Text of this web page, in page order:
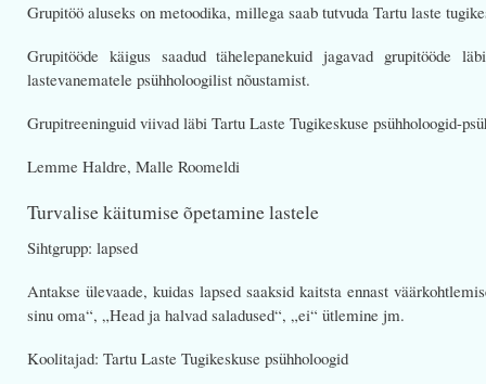
Grupitöö aluseks on metoodika, millega saab tutvuda Tartu laste
Grupitööde käigus saadud tähelepanekuid jagavad grupitööde
lastevanematele psühholoogilist nõustamist.
Grupitreeninguid viivad läbi Tartu Laste Tugikeskuse psühholoogid-
Lemme Haldre, Malle Roomeldi
Turvalise käitumise õpetamine lastele
Sihtgrupp: lapsed
Antakse ülevaade, kuidas lapsed saaksid kaitsta ennast
sinu oma“, „Head ja halvad saladused“, „ei“ ütlemine jm.
Koolitajad: Tartu Laste Tugikeskuse psühholoogid